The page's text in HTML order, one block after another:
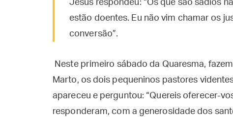
Jesus respondeu: “Os que são sadios
estão doentes. Eu não vim chamar os
conversão”.
Neste primeiro sábado da Quaresma,
Marto, os dois pequeninos pastores
apareceu e perguntou: “Quereis oferecer-
responderam, com a generosidade dos